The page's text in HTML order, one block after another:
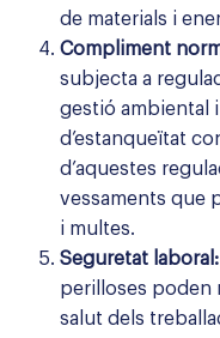
de materials i
Compliment
subjecta a
gestió ambiental i
d’estanqueïtat
d’aquestes
vessaments que
i multes.
Seguretat laboral:
perilloses poden
salut dels